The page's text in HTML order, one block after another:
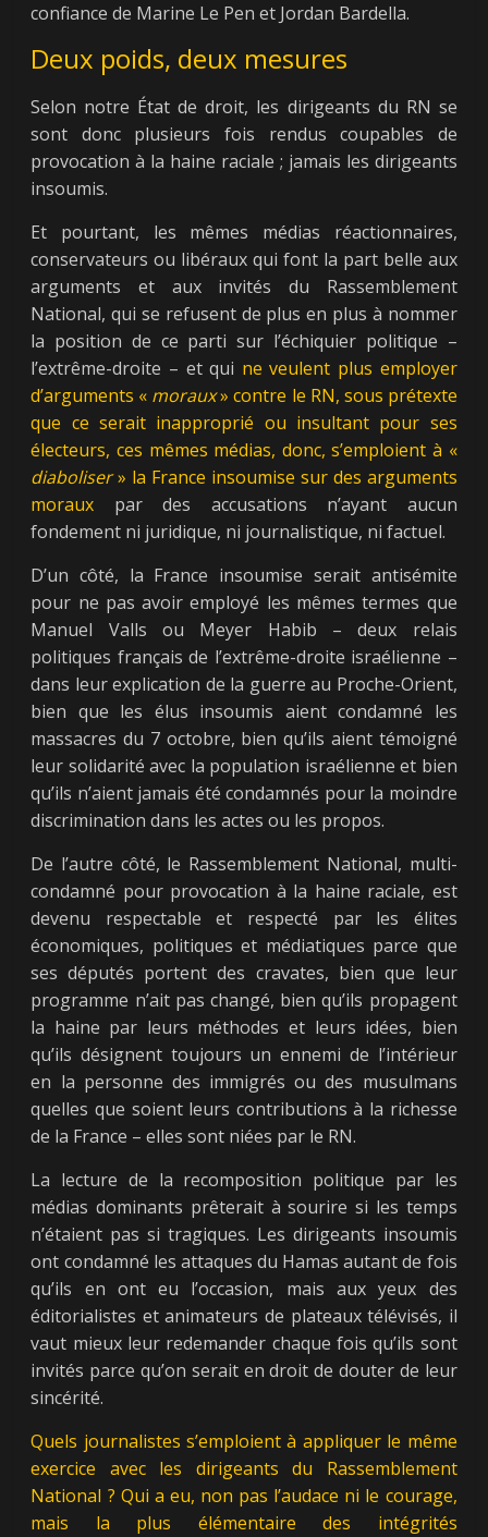
confiance de Marine Le Pen et Jordan Bardella.
Deux poids, deux mesures
Selon notre État de droit, les dirigeants du RN se
sont donc plusieurs fois rendus coupables de
provocation à la haine raciale ; jamais les dirigeants
insoumis.
Et pourtant, les mêmes médias réactionnaires,
conservateurs ou libéraux qui font la part belle aux
arguments et aux invités du Rassemblement
National, qui se refusent de plus en plus à nommer
la position de ce parti sur l’échiquier politique –
l’extrême-droite – et qui ne veulent plus employer
d’arguments « moraux» contre le RN, sous prétexte
que ce serait inapproprié ou insultant pour ses
électeurs, ces mêmes médias, donc, s’emploient à «
diaboliser» la France insoumise sur des arguments
moraux par des accusations n’ayant aucun
fondement ni juridique, ni journalistique, ni factuel.
D’un côté, la France insoumise serait antisémite
pour ne pas avoir employé les mêmes termes que
Manuel Valls ou Meyer Habib – deux relais
politiques français de l’extrême-droite israélienne –
dans leur explication de la guerre au Proche-Orient,
bien que les élus insoumis aient condamné les
massacres du 7 octobre, bien qu’ils aient témoigné
leur solidarité avec la population israélienne et bien
qu’ils n’aient jamais été condamnés pour la moindre
discrimination dans les actes ou les propos.
De l’autre côté, le Rassemblement National, multi-
condamné pour provocation à la haine raciale, est
devenu respectable et respecté par les élites
économiques, politiques et médiatiques parce que
ses députés portent des cravates, bien que leur
programme n’ait pas changé, bien qu’ils propagent
la haine par leurs méthodes et leurs idées, bien
qu’ils désignent toujours un ennemi de l’intérieur
en la personne des immigrés ou des musulmans
quelles que soient leurs contributions à la richesse
de la France – elles sont niées par le RN.
La lecture de la recomposition politique par les
médias dominants prêterait à sourire si les temps
n’étaient pas si tragiques. Les dirigeants insoumis
ont condamné les attaques du Hamas autant de fois
qu’ils en ont eu l’occasion, mais aux yeux des
éditorialistes et animateurs de plateaux télévisés, il
vaut mieux leur redemander chaque fois qu’ils sont
invités parce qu’on serait en droit de douter de leur
sincérité.
Quels journalistes s’emploient à appliquer le même
exercice avec les dirigeants du Rassemblement
National ? Qui a eu, non pas l’audace ni le courage,
mais la plus élémentaire des intégrités